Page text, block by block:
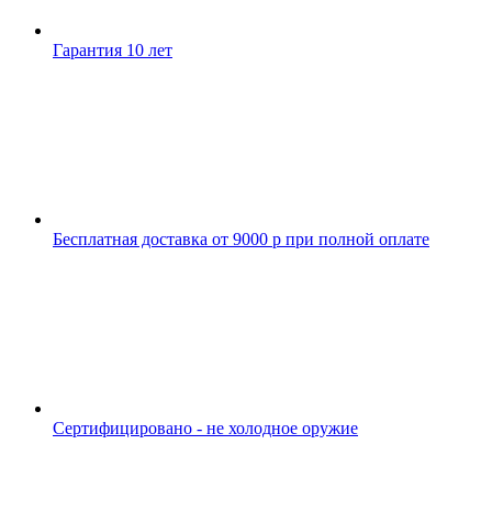
Гарантия 10 лет
Бесплатная доставка от 9000 р при полной оплате
Сертифицировано - не холодное оружие